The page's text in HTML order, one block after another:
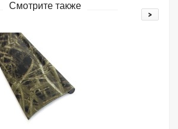
Смотрите также
>